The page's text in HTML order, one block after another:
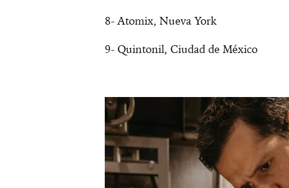
8- Atomix, Nueva York
9- Quintonil, Ciudad de México